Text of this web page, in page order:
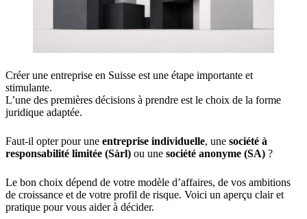
Créer une entreprise en Suisse est une étape importante et
stimulante.
L’une des premières décisions à prendre est le choix de la forme
juridique adaptée.
Faut-il opter pour une entreprise individuelle, une société à
responsabilité limitée (Sàrl) ou une société anonyme (SA) ?
Le bon choix dépend de votre modèle d’affaires, de vos ambitions
de croissance et de votre profil de risque. Voici un aperçu clair et
pratique pour vous aider à décider.